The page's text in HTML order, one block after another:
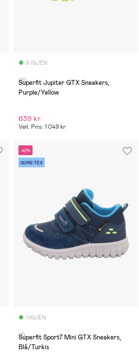
9 IGJEN
(0)
Superfit Jupiter GTX Sneakers,
Purple/Yellow
639 kr
Veil. Pris: 1 049 kr
-42%
GORE-TEX
1 IGJEN
(1)
Superfit Sport7 Mini GTX Sneakers,
Blå/Turkis